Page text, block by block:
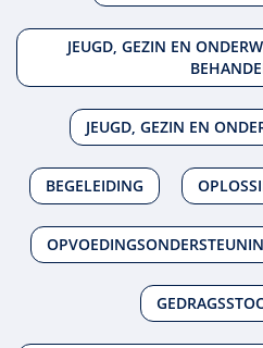
JEUGD, GEZIN EN
JEUGD, GEZIN EN
BEGELEIDING